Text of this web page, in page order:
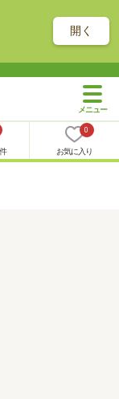
開く
0
お気に入り